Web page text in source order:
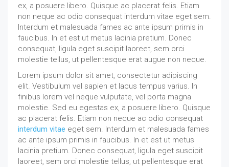
ex, a posuere libero. Quisque ac placerat felis. Etiam
non neque ac odio consequat interdum vitae eget sem.
Interdum et malesuada fames ac ante ipsum primis in
faucibus. In et est ut metus lacinia pretium. Donec
consequat, ligula eget suscipit laoreet, sem orci
molestie tellus, ut pellentesque erat augue non neque.
Lorem ipsum dolor sit amet, consectetur adipiscing
elit. Vestibulum vel sapien et lacus tempus varius. In
finibus lorem vel neque vulputate, vel porta magna
molestie. Sed eu egestas ex, a posuere libero. Quisque
ac placerat felis. Etiam non neque ac odio consequat
interdum vitae eget sem. Interdum et malesuada fames
ac ante ipsum primis in faucibus. In et est ut metus
lacinia pretium. Donec consequat, ligula eget suscipit
laoreet, sem orci molestie tellus, ut pellentesque erat